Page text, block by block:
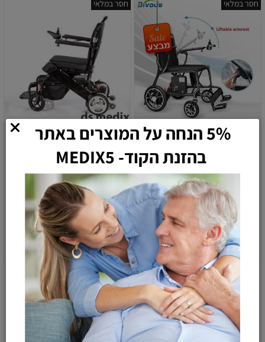
חסר במלאי
כסא קרבון - החשמלי הקל
בעולם ! דגם מיאמי
₪12,900
11,900
הוספה לסל
חסר במלאי
כסא גלגלים חשמלי מתקפל
וקל
₪11,500
6,500
הוספה לסל
חסר במלאי
5% הנחה על המוצרים באתר
בהזנת הקוד- MEDIX5